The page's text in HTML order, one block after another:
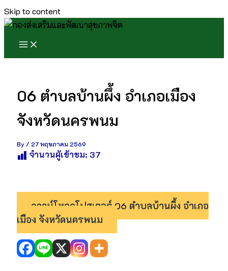
Skip to content
06 ตำบลบ้านผึ้ง อำเภอเมือง
จังหวัดนครพนม
By /27 พฤษภาคม 2569
จำนวนผู้เข้าชม: 37
ดาวน์โหลดโปสเตอร์ 06 ตำบลบ้านผึ้ง อำเภอ
เมือง จังหวัดนครพนม